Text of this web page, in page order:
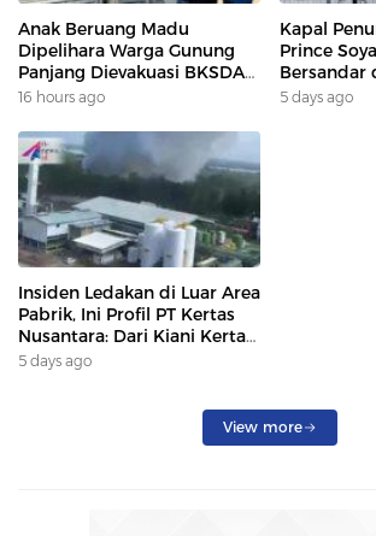
Anak Beruang Madu
Dipelihara Warga Gunung
Panjang Dievakuasi BKSDA
Dan DAMKAR
16 hours ago
Kapal
Prince
Bersandar
5 days ago
Insiden Ledakan di Luar Area
Pabrik, Ini Profil PT Kertas
Nusantara: Dari Kiani Kertas
hingga Beroperasi Kembali
5 days ago
View more